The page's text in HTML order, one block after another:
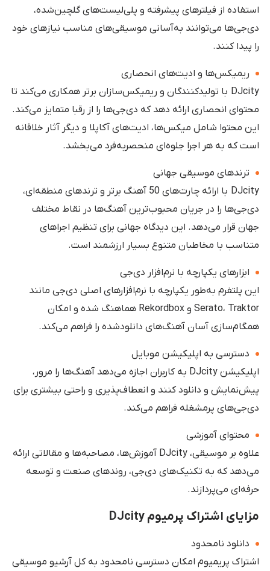
استفاده از فیلترهای پیشرفته و پلی‌لیست‌های گلچین‌شده،
دی‌جی‌ها می‌توانند به‌آسانی موسیقی‌های مناسب نیازهای خود
را پیدا کنند.
ریمیکس‌ها و ادیت‌های انحصاری
DJcity با تولیدکنندگان و ریمیکس‌سازان برتر همکاری می‌کند تا
محتوای انحصاری ارائه دهد که دی‌جی‌ها را از رقبا متمایز می‌کند.
این محتوا شامل میکس‌ها، ادیت‌های آکاپلا و دیگر آثار خلاقانه
است که به هر اجرا جلوه‌ای منحصربه‌فرد می‌بخشد.
ترندهای موسیقی جهانی
DJcity با ارائه چارت‌های 50 آهنگ برتر و ترندهای منطقه‌ای،
دی‌جی‌ها را در جریان محبوب‌ترین آهنگ‌ها در نقاط مختلف
جهان قرار می‌دهد. این دیدگاه جهانی برای تنظیم اجراهای
متناسب با مخاطبان متنوع بسیار ارزشمند است.
ابزارهای یکپارچه با نرم‌افزار دی‌جی
این پلتفرم به‌طور یکپارچه با نرم‌افزارهای اصلی دی‌جی مانند
Serato، Traktor و Rekordbox هماهنگ شده و امکان
همگام‌سازی آسان آهنگ‌های دانلودشده را فراهم می‌کند.
دسترسی به اپلیکیشن موبایل
اپلیکیشن DJcity به کاربران اجازه می‌دهد آهنگ‌ها را مرور،
پیش‌نمایش و دانلود کنند و انعطاف‌پذیری و راحتی بیشتری برای
دی‌جی‌های پرمشغله فراهم می‌کند.
محتوای آموزشی
علاوه بر موسیقی، DJcity آموزش‌ها، مصاحبه‌ها و مقالاتی ارائه
می‌دهد که به تکنیک‌های دی‌جی‌، روندهای صنعت و توسعه
حرفه‌ای می‌پردازند.
مزایای اشتراک پرمیوم DJcity
دانلود نامحدود
اشتراک پریمیوم امکان دسترسی نامحدود به کل آرشیو موسیقی